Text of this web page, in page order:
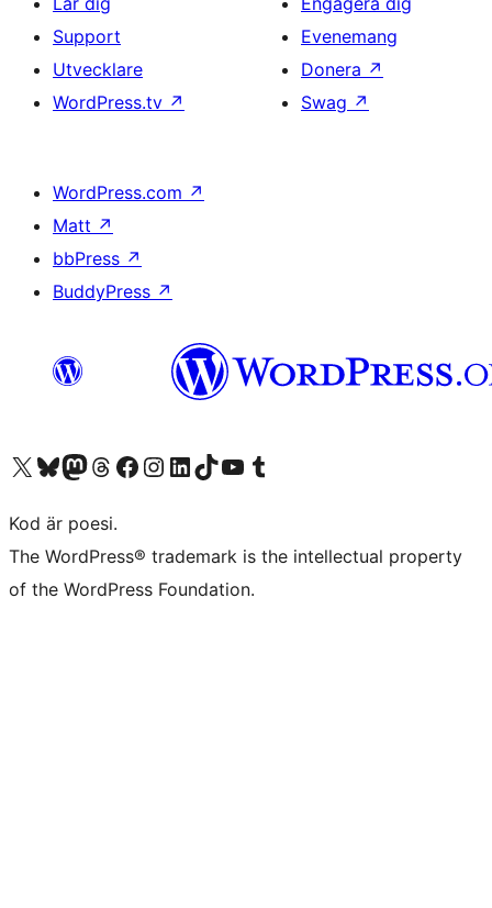
Support
Utvecklare
WordPress.tv ↗
Evenemang
Donera ↗
Swag ↗
WordPress.com ↗
Matt ↗
bbPress ↗
BuddyPress ↗
Besök vår X-konto (f.d. Twitter)
Besök vårt Bluesky-konto
Besök vårt Mastodon-konto
Besök vårt Thread-konto
Besök vår Facebook-sidaBesök vårt Instagram-konto
Besök vårt LinkedIn-konto
Besök vårt TikTok-konto
Besök vår YouTube-kanalBesök vårt Tumblr-konto
Kod är poesi.
The WordPress® trademark is the intellectual property
of the WordPress Foundation.